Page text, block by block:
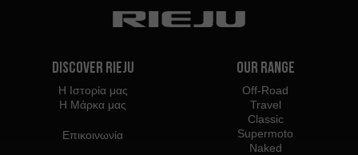
Discover Rieju
Η Ιστορία μας
Η Μάρκα μας
Επικοινωνία
Our Range
Off-Road
Travel
Classic
Supermoto
Naked